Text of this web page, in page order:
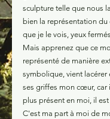
sculpture telle que nous
bien la représentation du
que je le vois, yeux
Mais apprenez que ce
représenté de manière
symbolique, vient lacérer
ses griffes mon cœur, car
plus présent en moi, il
C'est ma part à moi de